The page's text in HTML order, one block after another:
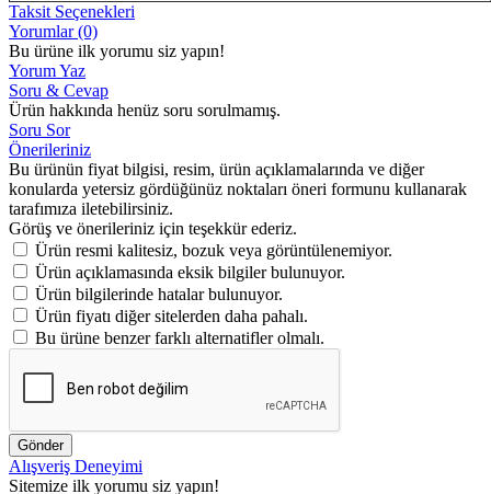
Taksit Seçenekleri
Yorumlar (0)
Bu ürüne ilk yorumu siz yapın!
Yorum Yaz
Soru & Cevap
Ürün hakkında henüz soru sorulmamış.
Soru Sor
Önerileriniz
Bu ürünün fiyat bilgisi, resim, ürün açıklamalarında ve diğer
konularda yetersiz gördüğünüz noktaları öneri formunu kullanarak
tarafımıza iletebilirsiniz.
Görüş ve önerileriniz için teşekkür ederiz.
Ürün resmi kalitesiz, bozuk veya görüntülenemiyor.
Ürün açıklamasında eksik bilgiler bulunuyor.
Ürün bilgilerinde hatalar bulunuyor.
Ürün fiyatı diğer sitelerden daha pahalı.
Bu ürüne benzer farklı alternatifler olmalı.
Gönder
Alışveriş Deneyimi
Sitemize ilk yorumu siz yapın!